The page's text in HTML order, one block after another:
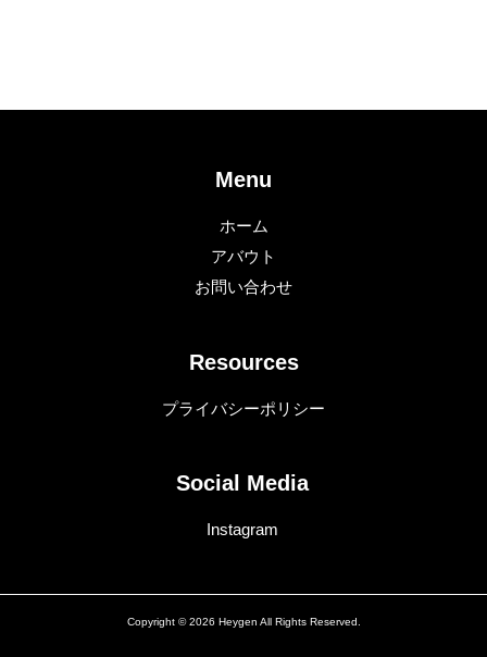
Menu
ホーム
アバウト
お問い合わせ
Resources
プライバシーポリシー
Social Media
Instagram
Copyright © 2026 Heygen All Rights Reserved.